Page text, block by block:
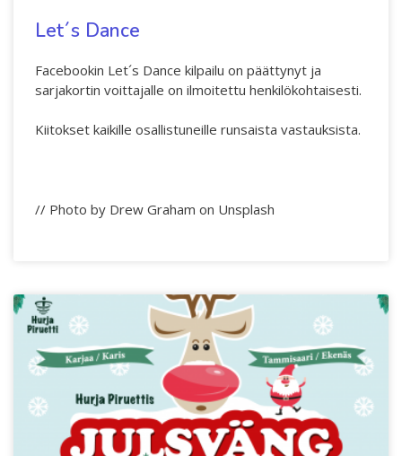
Let´s Dance
Facebookin Let´s Dance kilpailu on päättynyt ja
sarjakortin voittajalle on ilmoitettu henkilökohtaisesti.
Kiitokset kaikille osallistuneille runsaista vastauksista.
// Photo by Drew Graham on Unsplash